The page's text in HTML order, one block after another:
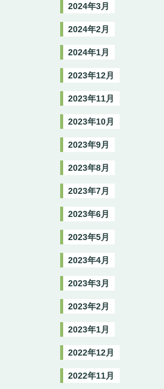
2024年3月
2024年2月
2024年1月
2023年12月
2023年11月
2023年10月
2023年9月
2023年8月
2023年7月
2023年6月
2023年5月
2023年4月
2023年3月
2023年2月
2023年1月
2022年12月
2022年11月